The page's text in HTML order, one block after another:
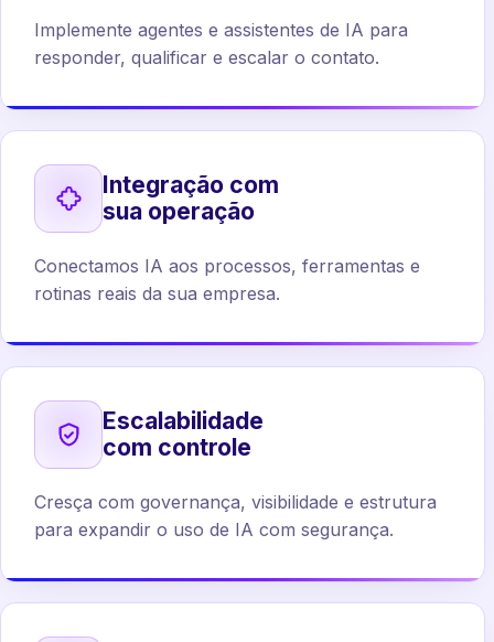
Implemente agentes e assistentes de IA para
responder, qualificar e escalar o contato.
Integração com
sua operação
Conectamos IA aos processos, ferramentas e
rotinas reais da sua empresa.
Escalabilidade
com controle
Cresça com governança, visibilidade e estrutura
para expandir o uso de IA com segurança.